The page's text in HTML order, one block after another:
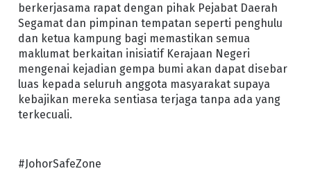
berkerjasama rapat dengan pihak Pejabat Daerah
Segamat dan pimpinan tempatan seperti penghulu
dan ketua kampung bagi memastikan semua
maklumat berkaitan inisiatif Kerajaan Negeri
mengenai kejadian gempa bumi akan dapat disebar
luas kepada seluruh anggota masyarakat supaya
kebajikan mereka sentiasa terjaga tanpa ada yang
terkecuali.
#JohorSafeZone